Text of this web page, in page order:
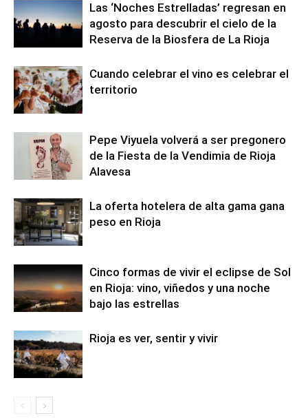
Las ‘Noches Estrelladas’ regresan en
agosto para descubrir el cielo de la
Reserva de la Biosfera de La Rioja
Cuando celebrar el vino es celebrar el
territorio
Pepe Viyuela volverá a ser pregonero
de la Fiesta de la Vendimia de Rioja
Alavesa
La oferta hotelera de alta gama gana
peso en Rioja
Cinco formas de vivir el eclipse de Sol
en Rioja: vino, viñedos y una noche
bajo las estrellas
Rioja es ver, sentir y vivir